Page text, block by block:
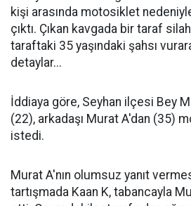
kişi arasında motosiklet
çıktı. Çıkan kavgada bir taraf
taraftaki 35 yaşındaki şahsı
detaylar...
İddiaya göre, Seyhan ilçesi Bey
(22), arkadaşı Murat A'dan (35)
istedi.
Murat A'nın olumsuz yanıt
tartışmada Kaan K, tabancayla